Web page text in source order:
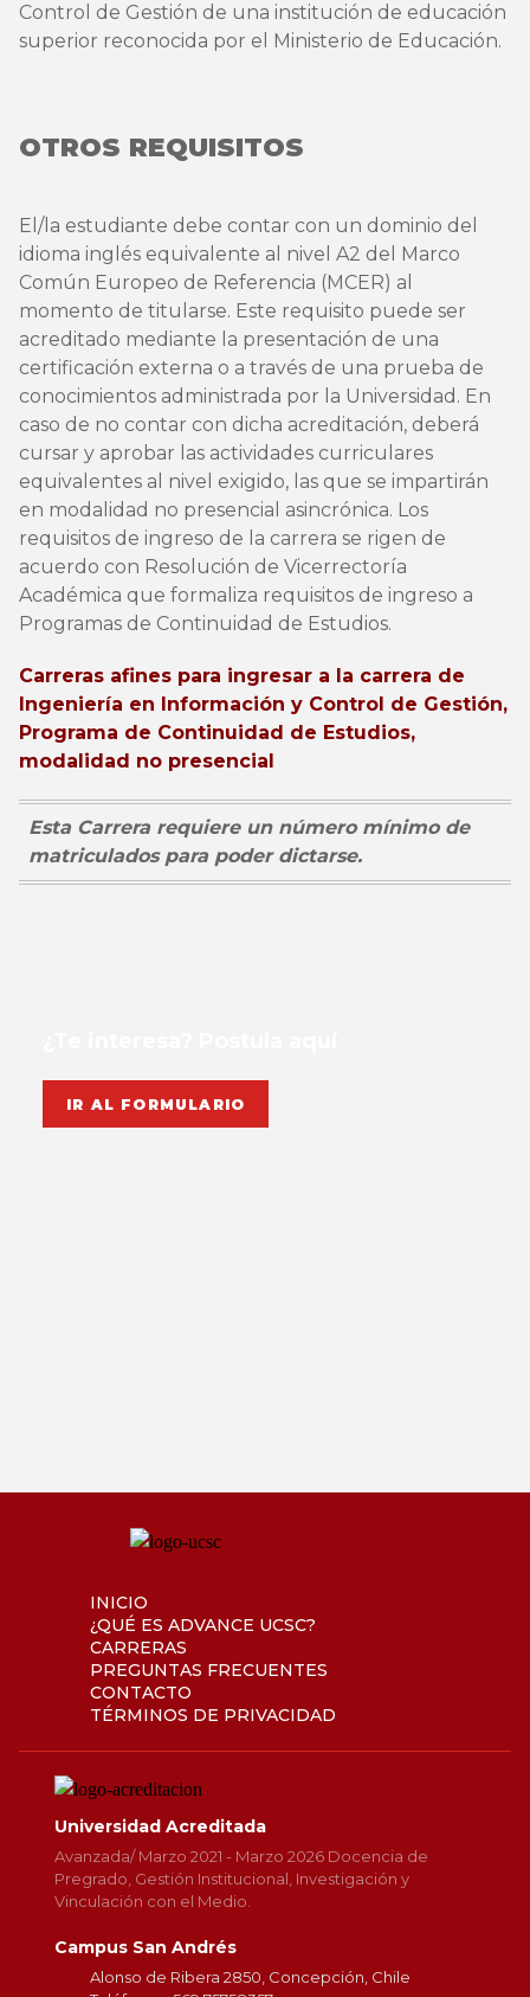
Control de Gestión de una institución de educación
superior reconocida por el Ministerio de Educación.
OTROS REQUISITOS
El/la estudiante debe contar con un dominio del
idioma inglés equivalente al nivel A2 del Marco
Común Europeo de Referencia (MCER) al
momento de titularse. Este requisito puede ser
acreditado mediante la presentación de una
certificación externa o a través de una prueba de
conocimientos administrada por la Universidad. En
caso de no contar con dicha acreditación, deberá
cursar y aprobar las actividades curriculares
equivalentes al nivel exigido, las que se impartirán
en modalidad no presencial asincrónica. Los
requisitos de ingreso de la carrera se rigen de
acuerdo con Resolución de Vicerrectoría
Académica que formaliza requisitos de ingreso a
Programas de Continuidad de Estudios.
Carreras afines para ingresar a la carrera de
Ingeniería en Información y Control de Gestión,
Programa de Continuidad de Estudios,
modalidad no presencial
Esta Carrera requiere un número mínimo de
matriculados para poder dictarse.
IR AL FORMULARIO
INICIO
¿QUÉ ES ADVANCE UCSC?
CARRERAS
PREGUNTAS FRECUENTES
CONTACTO
TÉRMINOS DE PRIVACIDAD
Universidad Acreditada
Avanzada/ Marzo 2021 - Marzo 2026 Docencia de
Pregrado, Gestión Institucional, Investigación y
Vinculación con el Medio.
Campus San Andrés
Alonso de Ribera 2850, Concepción, Chile